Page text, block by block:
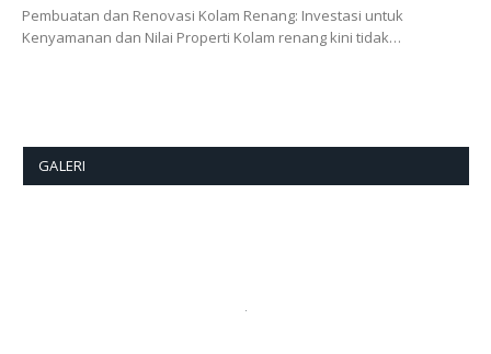
Pembuatan dan Renovasi Kolam Renang: Investasi untuk
Kenyamanan dan Nilai Properti Kolam renang kini tidak…
GALERI